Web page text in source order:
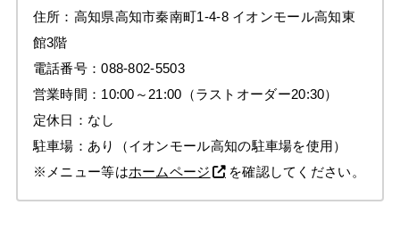
住所：高知県高知市秦南町1-4-8 イオンモール高知東
館3階
電話番号：088-802-5503
営業時間：10:00～21:00（ラストオーダー20:30）
定休日：なし
駐車場：あり（イオンモール高知の駐車場を使用）
※メニュー等はホームページ を確認してください。